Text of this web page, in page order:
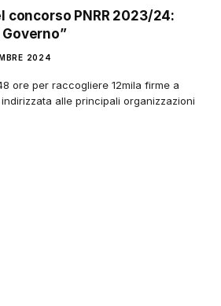
concorso PNRR 2023/24:
2024
ore per raccogliere 12mila firme a
alle principali organizzazioni